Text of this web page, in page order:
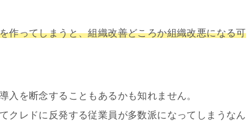
作ってしまうと、組織改善どころか組織改悪になる可
入を断念することもあるかも知れません。
クレドに反発する従業員が多数派になってしまうなん